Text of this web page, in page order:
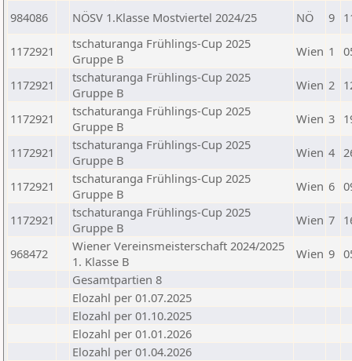
984086
NÖSV 1.Klasse Mostviertel 2024/25 NÖ 9
1172921
tschaturanga Frühlings-Cup 2025
Gruppe B
Wien 1
1172921
tschaturanga Frühlings-Cup 2025
Gruppe B
Wien 2
1172921
tschaturanga Frühlings-Cup 2025
Gruppe B
Wien 3
1172921
tschaturanga Frühlings-Cup 2025
Gruppe B
Wien 4
1172921
tschaturanga Frühlings-Cup 2025
Gruppe B
Wien 6
1172921
tschaturanga Frühlings-Cup 2025
Gruppe B
Wien 7
968472
Wiener Vereinsmeisterschaft 2024/2025
1. Klasse B
Wien 9
Gesamtpartien 8
Elozahl per 01.07.2025
Elozahl per 01.10.2025
Elozahl per 01.01.2026
Elozahl per 01.04.2026